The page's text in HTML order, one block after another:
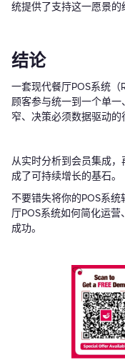
统提供了支持这一愿景的
结论
一套现代餐厅POS系统
顾客参与统一到一个单
窄、决策必须数据驱动的
从实时分析到会员集成
成了可持续增长的基石。
不要错失将你的POS系
厅POS系统如何简化运
成功。